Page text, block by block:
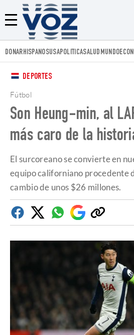
Menú
Voz.us
DONARHISPANOSUSAPOLITICASALUD MUNDO
DEPORTES
Fútbol
Son Heung-min, al
más caro de la
El surcoreano se convierte en
equipo californiano procedente
cambio de unos $26 millones.
FacebookTwitterWhatsapp
Google
Discover
Copiar
enlace